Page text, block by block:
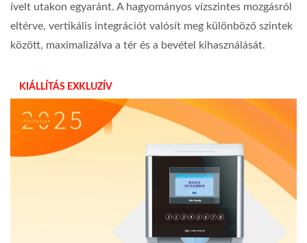
ívelt utakon egyaránt. A hagyományos vízszintes mozgásról
eltérve, vertikális integrációt valósít meg különböző szintek
között, maximalizálva a tér és a bevétel kihasználását.
KIÁLLÍTÁS EXKLUZÍV